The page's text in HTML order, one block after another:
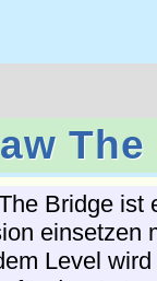
Bridge ist
einsetzen
Level